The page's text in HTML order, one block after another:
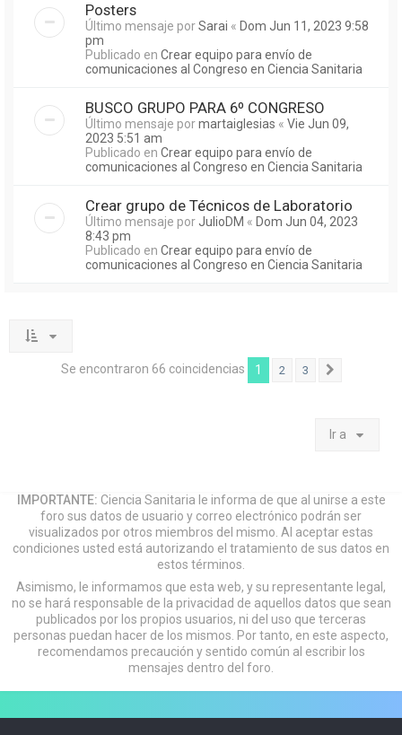
Posters
Último mensaje porSarai « Dom Jun 11, 2023 9:58
pm
Publicado en Crear equipo para envío de
comunicaciones al Congreso en Ciencia Sanitaria
BUSCO GRUPO PARA 6º CONGRESO
Último mensaje pormartaiglesias « Vie Jun 09,
2023 5:51 am
Publicado en Crear equipo para envío de
comunicaciones al Congreso en Ciencia Sanitaria
Crear grupo de Técnicos de Laboratorio
Último mensaje por JulioDM « Dom Jun 04, 2023
8:43 pm
Publicado en Crear equipo para envío de
comunicaciones al Congreso en Ciencia Sanitaria
Se encontraron 66 coincidencias 1 2 3
Ir a
IMPORTANTE: Ciencia Sanitaria le informa de que al unirse a este
foro sus datos de usuario y correo electrónico podrán ser
visualizados por otros miembros del mismo. Al aceptar estas
condiciones usted está autorizando el tratamiento de sus datos en
estos términos.
Asimismo, le informamos que esta web, y su representante legal,
no se hará responsable de la privacidad de aquellos datos que sean
publicados por los propios usuarios, ni del uso que terceras
personas puedan hacer de los mismos. Por tanto, en este aspecto,
recomendamos precaución y sentido común al escribir los
mensajes dentro del foro.